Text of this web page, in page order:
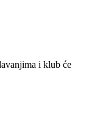
i klub će